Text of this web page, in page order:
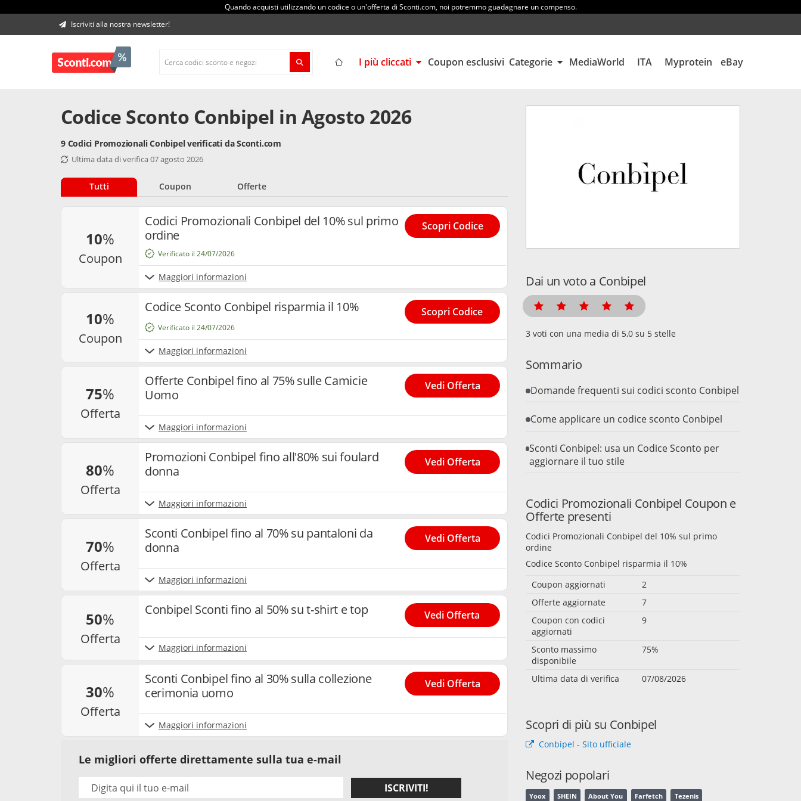
Quando acquisti utilizzando un codice o un'offerta di Sconti.com, noi potremmo guadagnare un compenso.
Iscriviti alla nostra newsletter!
I più cliccati Coupon esclusivi Categorie MediaWorld ITA Myprotein eBay
Codice Sconto Conbipel in Agosto 2026
9 Codici Promozionali Conbipel verificati da Sconti.com
Ultima data di verifica 07 agosto 2026
Tutti Coupon Offerte
10%
coupon
Codici Promozionali Conbipel del 10% sul primo
ordine
Maggiori informazioni
Verificato il 24/07/2026
Scopri Codice
10%
coupon
Codice Sconto Conbipel risparmia il 10%
Maggiori informazioni
Verificato il 24/07/2026
Scopri Codice
75%
offerta
Offerte Conbipel fino al 75% sulle Camicie
Uomo
Maggiori informazioni
Vedi Offerta
80%
offerta
Promozioni Conbipel fino all'80% sui foulard
donna
Maggiori informazioni
Vedi Offerta
70%
offerta
Sconti Conbipel fino al 70% su pantaloni da
donna
Maggiori informazioni
Vedi Offerta
50%
offerta
Conbipel Sconti fino al 50% su t-shirt e top
Maggiori informazioni
Vedi Offerta
30%
offerta
Sconti Conbipel fino al 30% sulla collezione
cerimonia uomo
Maggiori informazioni
Vedi Offerta
Le migliori offerte direttamente sulla tua e-mail
ISCRIVITI!
Dai un voto a Conbipel
voti con una media di su 5 stelle
Sommario
Domande frequenti sui codici sconto Conbipel
Come applicare un codice sconto Conbipel
Sconti Conbipel: usa un Codice Sconto per
aggiornare il tuo stile
Codici Promozionali Conbipel Coupon e
Offerte presenti
Codici Promozionali Conbipel del 10% sul primo
ordine
Codice Sconto Conbipel risparmia il 10%
Coupon aggiornati
2
Offerte aggiornate
7
Coupon con codici
aggiornati
9
Sconto massimo
disponibile
75%
Ultima data di verifica 07/08/2026
Scopri di più su Conbipel
Conbipel - Sito ufficiale
Negozi popolari
Yoox SHEIN About You Farfetch Tezenis